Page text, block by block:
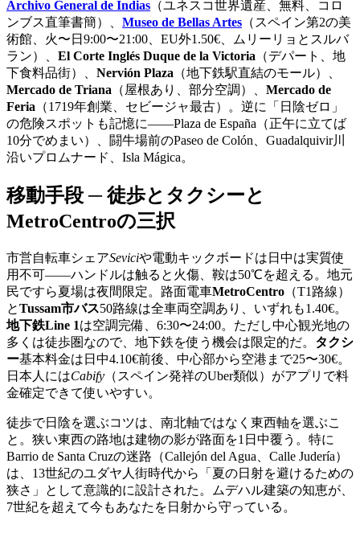
Archivo General de Indias （ユネスコ世界遺産、無料、コロ
ンブス直筆書簡）、 Museo de Bellas Artes （スペイン第2の美
術館、火〜日9:00〜21:00、EU外1.50€、ムリーリョとスルバ
ラン）、 El Corte Inglés Duque de la Victoria （デパート、地
下食料品街）、 Nervión Plaza （地下鉄駅直結のモール）、
Mercado de Triana （屋根あり、部分空調）、 Mercado de
Feria （1719年創業、セビージャ最古）。逆に「日陰ゼロ」
の危険スポットも記憶に——Plaza de España（正午に立てば
10分でめまい）、闘牛場前のPaseo de Colón、Guadalquivir川
沿いプロムナード、Isla Mágica。
移動手段 ─ 徒歩とタクシーと
MetroCentroの三択
市営自転車シェアSeviciや電動キックボードは日中は実質使
用不可——ハンドルは触ると火傷、鞍は50℃を超える。地元
民ですら夏場は夜間限定。路面電車MetroCentro （T1路線）
とTussam市バス50路線は全車両空調あり、いずれも1.40€。
地下鉄Line 1は空調完備、6:30〜24:00。ただし中心観光地の
多くは徒歩圏なので、地下鉄を使う機会は限定的だ。 タクシ
ー基本料金は日中4.10€前後、中心部から空港まで25〜30€。
日本人にはCabify （スペイン発祥のUber類似）がアプリで料
金確定できて使いやすい。
徒歩で日陰を選ぶコツは、南北軸ではなく東西軸を選ぶこ
と。狭い東西の路地は建物の影が路面を1日中覆う。特に
Barrio de Santa Cruzの迷路（Callejón del Agua、Calle Judería）
は、13世紀のユダヤ人街時代から「夏の日射を避けるための
狭さ」として意識的に設計された。ムデハル建築の知恵が、
7世紀を超えて今もあなたを日射から守っている。